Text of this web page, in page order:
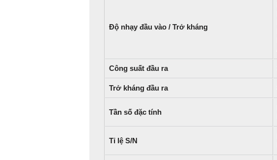
Độ nhạy đầu vào / Trở kháng
Công suất đầu ra
Trở kháng đầu ra
Tần số đặc tính
Tỉ lệ S/N